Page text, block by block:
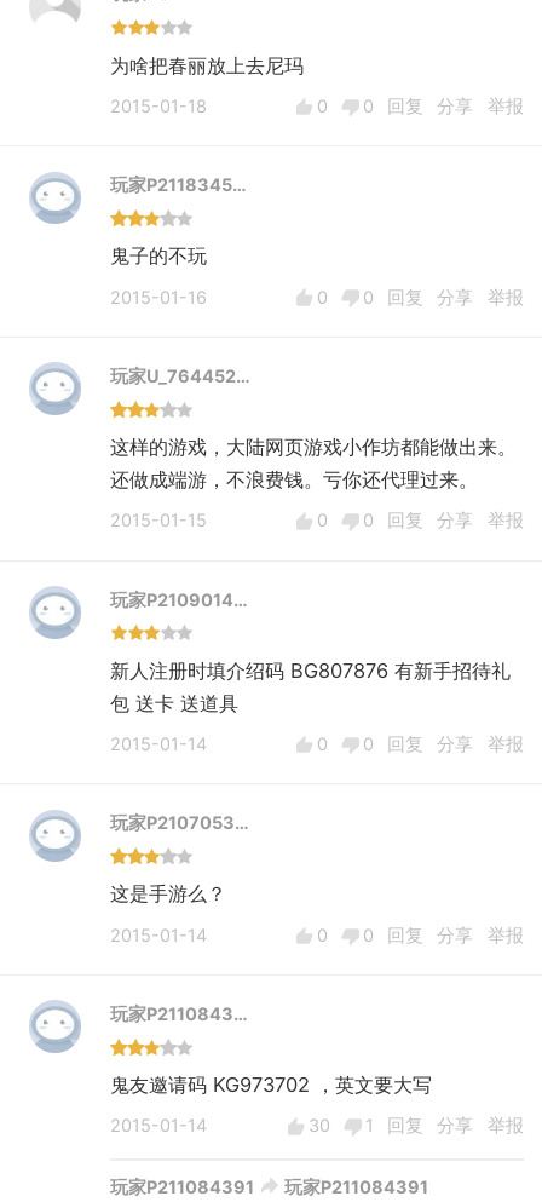
为啥把春丽放上去尼玛
2015-01-18 0 0 回复 分享 举报
玩家P2118345…
鬼子的不玩
2015-01-16 0 0 回复 分享 举报
玩家U_764452…
这样的游戏，大陆网页游戏小作坊都能做出来。
还做成端游，不浪费钱。亏你还代理过来。
2015-01-15 0 0 回复 分享 举报
玩家P2109014…
新人注册时填介绍码 BG807876 有新手招待礼
包 送卡 送道具
2015-01-14 0 0 回复 分享 举报
玩家P2107053…
这是手游么？
2015-01-14 0 0 回复 分享 举报
玩家P2110843…
鬼友邀请码 KG973702 ，英文要大写
2015-01-14 30 1 回复 分享 举报
玩家P211084391 玩家P211084391